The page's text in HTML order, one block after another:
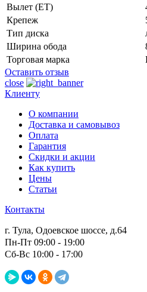
Вылет (ET)
Крепеж
Тип диска
Ширина обода
Торговая марка
Оставить отзыв
close
Клиенту
О компании
Доставка и самовывоз
Оплата
Гарантия
Скидки и акции
Как купить
Цены
Статьи
Контакты
г. Тула, Одоевское шоссе, д.64
Пн-Пт 09:00 - 19:00
Сб-Вс 10:00 - 17:00